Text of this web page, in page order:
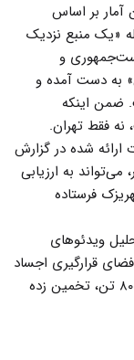
آمار بر اساس
«یک منبع نزدیک
و
به دست آمده و
ضمن اینکه
نه فقط تهران.
ارائه شده در گزارش
به ارزیابی
۲۰ دی ماه به کهریزک فرستاده
ویدئوهای
قرارگیری اجساد
در محوطه‌های پزشکی قانونی کهریزک را حدود ۸۰۰ تن، تخمین زده